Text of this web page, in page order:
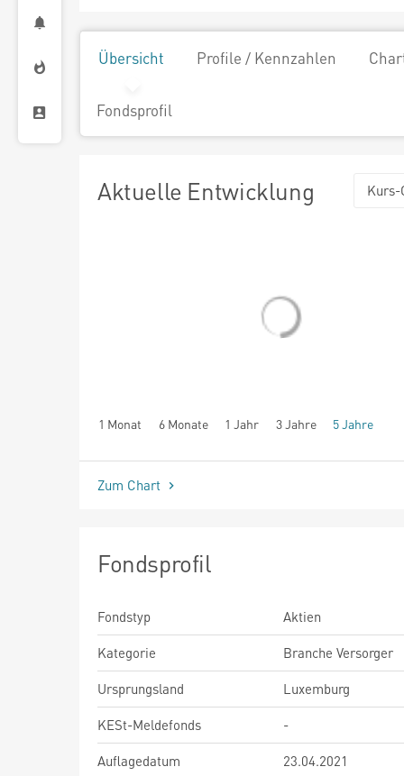
Übersicht Profile / Kennzahlen
Fondsprofil
Aktuelle Entwicklung Kurs-
1 Monat 6 Monate 1 Jahr 3 Jahre 5 Jahre
seit Beginn
Zum Chart
Fondsprofil
Fondstyp
Aktien
Kategorie
Branche Versorger
Ursprungsland
Luxemburg
KESt-Meldefonds
-
Auflagedatum
23.04.2021